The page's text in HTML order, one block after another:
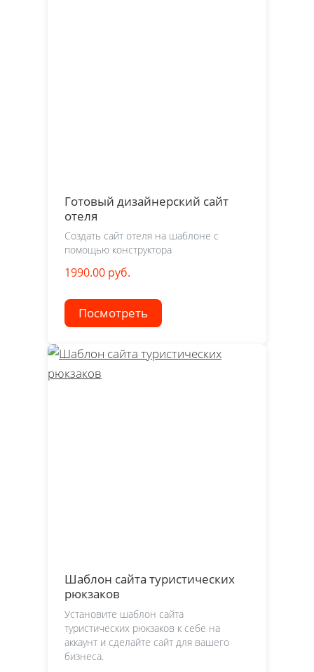
Готовый дизайнерский сайт
отеля
Создать сайт отеля на шаблоне с
помощью конструктора
1990.00 руб.
Посмотреть
Шаблон сайта туристических
рюкзаков
Установите шаблон сайта
туристических рюкзаков к себе на
аккаунт и сделайте сайт для вашего
бизнеса.